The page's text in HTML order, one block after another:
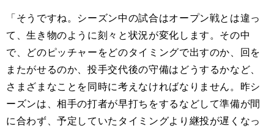
「そうですね。シーズン中の試合はオープン戦とは違っ
て、生き物のように刻々と状況が変化します。その中
で、どのピッチャーをどのタイミングで出すのか、回を
またがせるのか、投手交代後の守備はどうするかなど、
さまざまなことを同時に考えなければなりません。昨シ
ーズンは、相手の打者が早打ちをするなどして準備が間
に合わず、予定していたタイミングより継投が遅くなっ